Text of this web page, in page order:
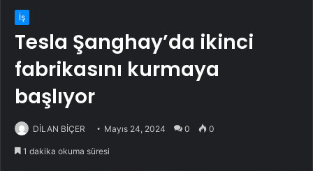
İş
Tesla Şanghay’da ikinci
fabrikasını kurmaya
başlıyor
DİLAN BİÇER Mayıs 24, 2024 0 0
1 dakika okuma süresi